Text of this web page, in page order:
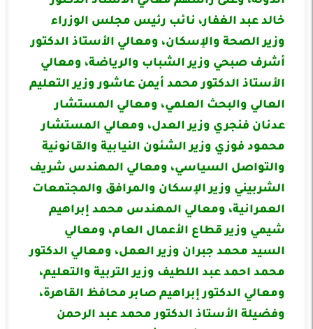
خالد عبد الغفار، نائب رئيس مجلس الوزراء
وزير الصحة والإسكان، ومعالي الأستاذ الدكتور
أشرف صبحي وزير الشباب والرياضة، ومعالي
الأستاذ الدكتور محمد أيمن عاشور وزير التعليم
العالي والبحث العلمي، ومعالي المستشار
عدنان فنجري وزير العدل، ومعالي المستشار
محمود فوزي وزير الشئون النيابية والقانونية
والتواصل السياسي، ومعالي المهندس شريف
الشربيني وزير الإسكان والمرافق والمجتمعات
العمرانية، ومعالي المهندس محمد إبراهيم
شيمي وزير قطاع الأعمال العام، ومعالي
السيد محمد جبران وزير العمل، ومعالي الدكتور
محمد احمد عبد اللطيف وزير التربية والتعليم،
ومعالي الدكتور إبراهيم صابر محافظ القاهرة،
وفضيلة الأستاذ الدكتور محمد عبد الرحمن